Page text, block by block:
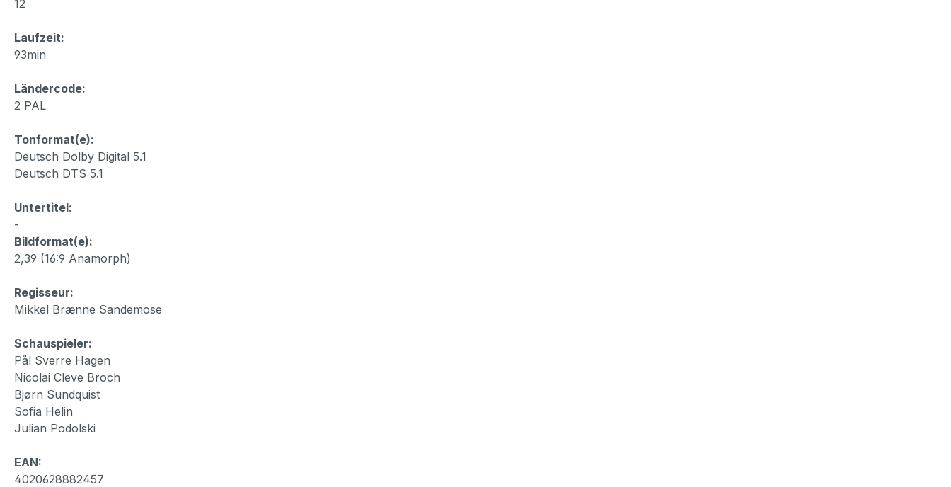
12
Laufzeit:
93min
Ländercode:
2 PAL
Tonformat(e):
Deutsch Dolby Digital 5.1
Deutsch DTS 5.1
Untertitel:
-
Bildformat(e):
2,39 (16:9 Anamorph)
Regisseur:
Mikkel Brænne Sandemose
Schauspieler:
Pål Sverre Hagen
Nicolai Cleve Broch
Bjørn Sundquist
Sofia Helin
Julian Podolski
EAN:
4020628882457